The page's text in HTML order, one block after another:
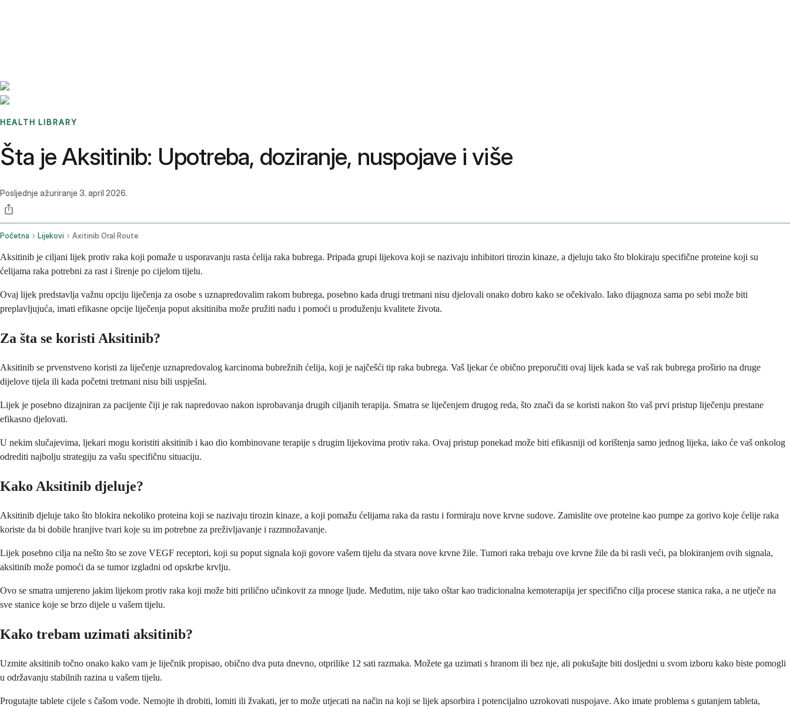
HEALTH LIBRARY
Šta je Aksitinib: Upotreba, doziranje, nuspojave i više
Posljednje ažuriranje 3. april 2026.
Početna Lijekovi Axitinib Oral Route
Aksitinib je ciljani lijek protiv raka koji pomaže u usporavanju rasta ćelija raka bubrega. Pripada grupi lijekova koji se nazivaju inhibitori tirozin kinaze, a djeluju tako što blokiraju specifične proteine koji su
ćelijama raka potrebni za rast i širenje po cijelom tijelu.
Ovaj lijek predstavlja važnu opciju liječenja za osobe s uznapredovalim rakom bubrega, posebno kada drugi tretmani nisu djelovali onako dobro kako se očekivalo. Iako dijagnoza sama po sebi može biti
preplavljujuća, imati efikasne opcije liječenja poput aksitiniba može pružiti nadu i pomoći u produženju kvalitete života.
Za šta se koristi Aksitinib?
Aksitinib se prvenstveno koristi za liječenje uznapredovalog karcinoma bubrežnih ćelija, koji je najčešći tip raka bubrega. Vaš ljekar će obično preporučiti ovaj lijek kada se vaš rak bubrega proširio na druge
dijelove tijela ili kada početni tretmani nisu bili uspješni.
Lijek je posebno dizajniran za pacijente čiji je rak napredovao nakon isprobavanja drugih ciljanih terapija. Smatra se liječenjem drugog reda, što znači da se koristi nakon što vaš prvi pristup liječenju prestane
efikasno djelovati.
U nekim slučajevima, ljekari mogu koristiti aksitinib i kao dio kombinovane terapije s drugim lijekovima protiv raka. Ovaj pristup ponekad može biti efikasniji od korištenja samo jednog lijeka, iako će vaš onkolog
odrediti najbolju strategiju za vašu specifičnu situaciju.
Kako Aksitinib djeluje?
Aksitinib djeluje tako što blokira nekoliko proteina koji se nazivaju tirozin kinaze, a koji pomažu ćelijama raka da rastu i formiraju nove krvne sudove. Zamislite ove proteine kao pumpe za gorivo koje ćelije raka
koriste da bi dobile hranjive tvari koje su im potrebne za preživljavanje i razmnožavanje.
Lijek posebno cilja na nešto što se zove VEGF receptori, koji su poput signala koji govore vašem tijelu da stvara nove krvne žile. Tumori raka trebaju ove krvne žile da bi rasli veći, pa blokiranjem ovih signala,
aksitinib može pomoći da se tumor izgladni od opskrbe krvlju.
Ovo se smatra umjereno jakim lijekom protiv raka koji može biti prilično učinkovit za mnoge ljude. Međutim, nije tako oštar kao tradicionalna kemoterapija jer specifično cilja procese stanica raka, a ne utječe na
sve stanice koje se brzo dijele u vašem tijelu.
Kako trebam uzimati aksitinib?
Uzmite aksitinib točno onako kako vam je liječnik propisao, obično dva puta dnevno, otprilike 12 sati razmaka. Možete ga uzimati s hranom ili bez nje, ali pokušajte biti dosljedni u svom izboru kako biste pomogli
u održavanju stabilnih razina u vašem tijelu.
Progutajte tablete cijele s čašom vode. Nemojte ih drobiti, lomiti ili žvakati, jer to može utjecati na način na koji se lijek apsorbira i potencijalno uzrokovati nuspojave. Ako imate problema s gutanjem tableta,